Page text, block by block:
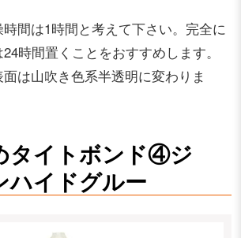
間は1時間と考えて下さい。完全に
時間置くことをおすすめします。
は山吹き色系半透明に変わりま
タイトボンド④ジ
ハイドグルー